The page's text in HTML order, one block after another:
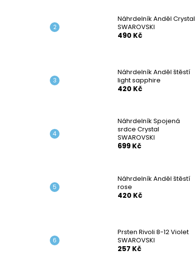
Náhrdelník Anděl Crystal
SWAROVSKI
490 Kč
Náhrdelník Anděl štěstí
light sapphire
420 Kč
Náhrdelník Spojená
srdce Crystal
SWAROVSKI
699 Kč
Náhrdelník Anděl štěstí
rose
420 Kč
Prsten Rivoli 8-12 Violet
SWAROVSKI
257 Kč